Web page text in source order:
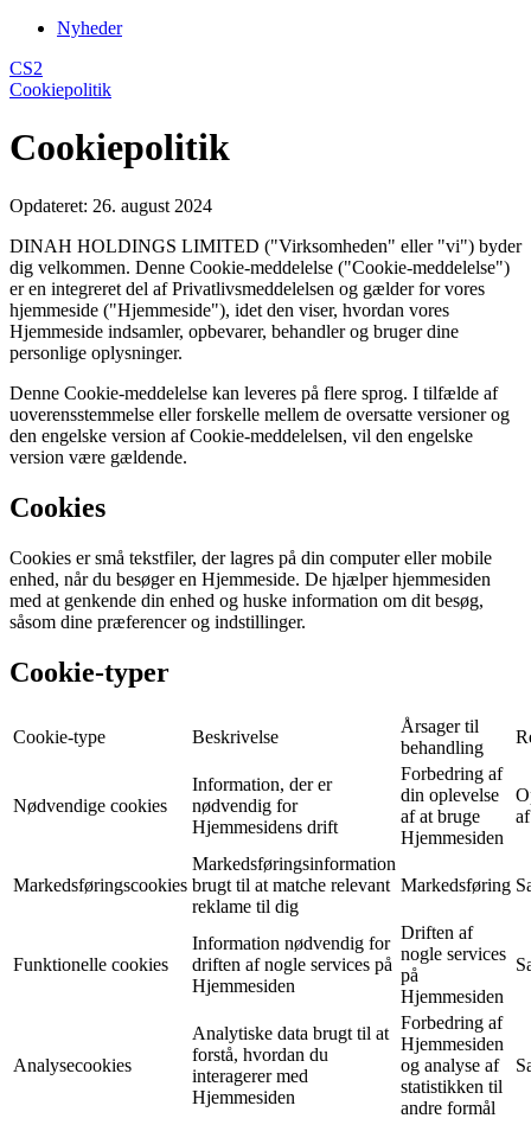
Nyheder
CS2
Cookiepolitik
Cookiepolitik
Opdateret: 26. august 2024
DINAH HOLDINGS LIMITED ("Virksomheden" eller "vi") byder
dig velkommen. Denne Cookie-meddelelse ("Cookie-meddelelse")
er en integreret del af Privatlivsmeddelelsen og gælder for vores
hjemmeside ("Hjemmeside"), idet den viser, hvordan vores
Hjemmeside indsamler, opbevarer, behandler og bruger dine
personlige oplysninger.
Denne Cookie-meddelelse kan leveres på flere sprog. I tilfælde af
uoverensstemmelse eller forskelle mellem de oversatte versioner og
den engelske version af Cookie-meddelelsen, vil den engelske
version være gældende.
Cookies
Cookies er små tekstfiler, der lagres på din computer eller mobile
enhed, når du besøger en Hjemmeside. De hjælper hjemmesiden
med at genkende din enhed og huske information om dit besøg,
såsom dine præferencer og indstillinger.
Cookie-typer
Cookie-type Beskrivelse
Årsager til
behandling
Nødvendige cookies
Information, der er
nødvendig for
Hjemmesidens drift
Forbedring af
din oplevelse
af at bruge
Hjemmesiden
Markedsføringscookies
Markedsføringsinformation
brugt til at matche relevant
reklame til dig
Markedsføring
Funktionelle cookies
Information nødvendig for
driften af nogle services på
Hjemmesiden
Driften af
nogle services
på
Hjemmesiden
Analysecookies
Analytiske data brugt til at
forstå, hvordan du
interagerer med
Hjemmesiden
Forbedring af
Hjemmesiden
og analyse af
statistikken til
andre formål